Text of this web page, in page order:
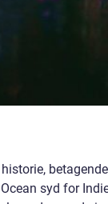
syd for